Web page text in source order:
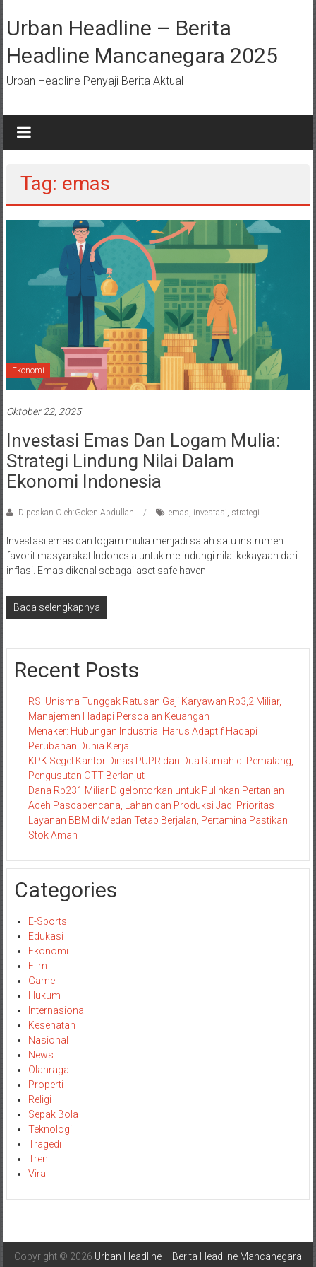
ke
konten
Urban Headline – Berita
Headline Mancanegara 2025
Urban Headline Penyaji Berita Aktual
Tag: emas
Ekonomi
Oktober 22, 2025
Investasi Emas Dan Logam Mulia:
Strategi Lindung Nilai Dalam
Ekonomi Indonesia
Diposkan Oleh:Goken Abdullah emas investasi strategi
Investasi emas dan logam mulia menjadi salah satu instrumen
favorit masyarakat Indonesia untuk melindungi nilai kekayaan dari
inflasi. Emas dikenal sebagai aset safe haven
Baca selengkapnya
Recent Posts
RSI Unisma Tunggak Ratusan Gaji Karyawan Rp3,2 Miliar,
Manajemen Hadapi Persoalan Keuangan
Menaker: Hubungan Industrial Harus Adaptif Hadapi
Perubahan Dunia Kerja
KPK Segel Kantor Dinas PUPR dan Dua Rumah di Pemalang,
Pengusutan OTT Berlanjut
Dana Rp231 Miliar Digelontorkan untuk Pulihkan Pertanian
Aceh Pascabencana, Lahan dan Produksi Jadi Prioritas
Layanan BBM di Medan Tetap Berjalan, Pertamina Pastikan
Stok Aman
Categories
E-Sports
Edukasi
Ekonomi
Film
Game
Hukum
Internasional
Kesehatan
Nasional
News
Olahraga
Properti
Religi
Sepak Bola
Teknologi
Tragedi
Tren
Viral
Copyright © 2026 Urban Headline – Berita Headline Mancanegara